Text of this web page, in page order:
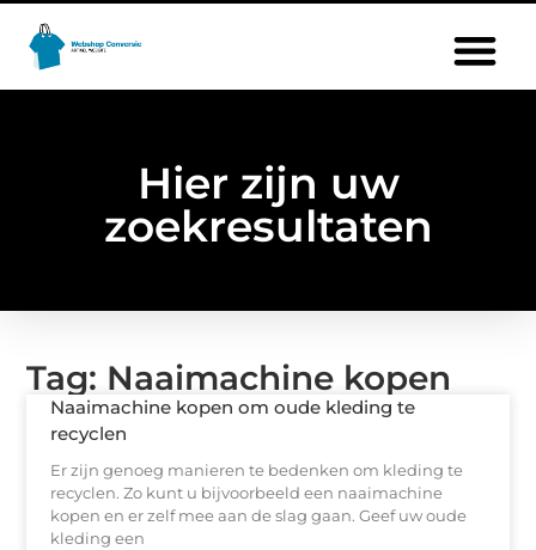
Hier zijn uw
zoekresultaten
Tag: Naaimachine kopen
Naaimachine kopen om oude kleding te
recyclen
Er zijn genoeg manieren te bedenken om kleding te
recyclen. Zo kunt u bijvoorbeeld een naaimachine
kopen en er zelf mee aan de slag gaan. Geef uw oude
kleding een